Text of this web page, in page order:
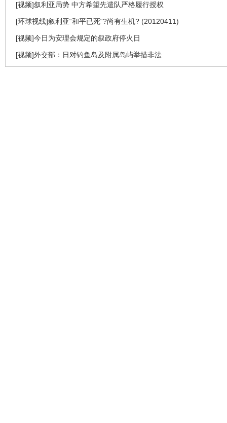
[视频]叙利亚局势 中方希望先遣队严格履行授权
[环球视线]叙利亚“和平已死“?尚有生机? (20120411)
[视频]今日为安理会规定的叙政府停火日
[视频]外交部：日对钓鱼岛及附属岛屿举措非法